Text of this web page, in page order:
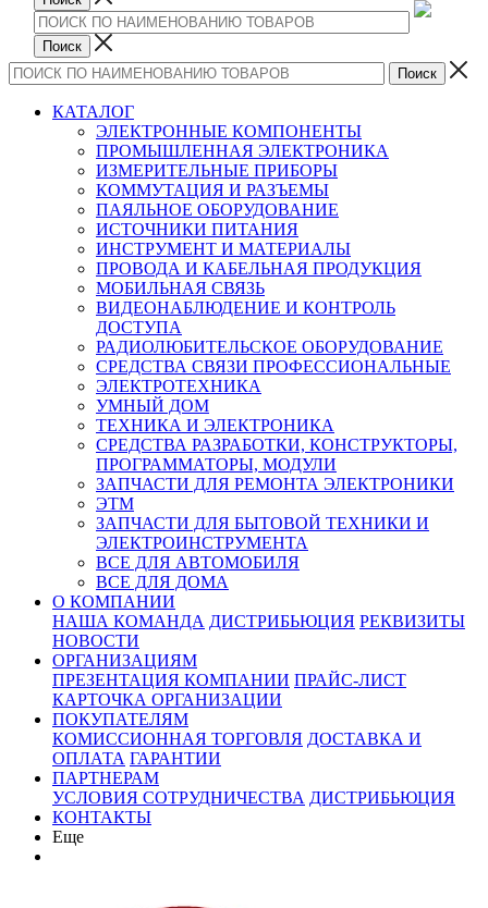
КАТАЛОГ
ЭЛЕКТРОННЫЕ КОМПОНЕНТЫ
ПРОМЫШЛЕННАЯ ЭЛЕКТРОНИКА
ИЗМЕРИТЕЛЬНЫЕ ПРИБОРЫ
КОММУТАЦИЯ И РАЗЪЕМЫ
ПАЯЛЬНОЕ ОБОРУДОВАНИЕ
ИСТОЧНИКИ ПИТАНИЯ
ИНСТРУМЕНТ И МАТЕРИАЛЫ
ПРОВОДА И КАБЕЛЬНАЯ ПРОДУКЦИЯ
МОБИЛЬНАЯ СВЯЗЬ
ВИДЕОНАБЛЮДЕНИЕ И КОНТРОЛЬ
ДОСТУПА
РАДИОЛЮБИТЕЛЬСКОЕ ОБОРУДОВАНИЕ
СРЕДСТВА СВЯЗИ ПРОФЕССИОНАЛЬНЫЕ
ЭЛЕКТРОТЕХНИКА
УМНЫЙ ДОМ
ТЕХНИКА И ЭЛЕКТРОНИКА
СРЕДСТВА РАЗРАБОТКИ, КОНСТРУКТОРЫ,
ПРОГРАММАТОРЫ, МОДУЛИ
ЗАПЧАСТИ ДЛЯ РЕМОНТА ЭЛЕКТРОНИКИ
ЭТМ
ЗАПЧАСТИ ДЛЯ БЫТОВОЙ ТЕХНИКИ И
ЭЛЕКТРОИНСТРУМЕНТА
ВСЕ ДЛЯ АВТОМОБИЛЯ
ВСЕ ДЛЯ ДОМА
О КОМПАНИИ
НАША КОМАНДА ДИСТРИБЬЮЦИЯ РЕКВИЗИТЫ
НОВОСТИ
ОРГАНИЗАЦИЯМ
ПРЕЗЕНТАЦИЯ КОМПАНИИ ПРАЙС-ЛИСТ
КАРТОЧКА ОРГАНИЗАЦИИ
ПОКУПАТЕЛЯМ
КОМИССИОННАЯ ТОРГОВЛЯ ДОСТАВКА И
ОПЛАТА ГАРАНТИИ
ПАРТНЕРАМ
УСЛОВИЯ СОТРУДНИЧЕСТВА ДИСТРИБЬЮЦИЯ
КОНТАКТЫ
Еще